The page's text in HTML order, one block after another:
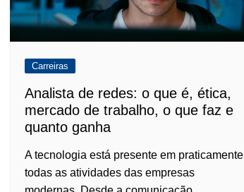
Carreiras
Analista de redes: o que é, ética,
mercado de trabalho, o que faz e
quanto ganha
A tecnologia está presente em praticamente
todas as atividades das empresas